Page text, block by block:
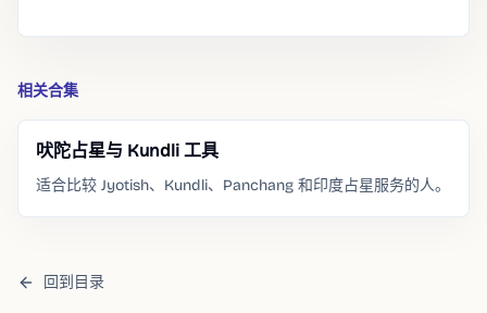
相关合集
吠陀占星与 Kundli 工具
适合比较 Jyotish、Kundli、Panchang 和印度占星服务的人。
回到目录